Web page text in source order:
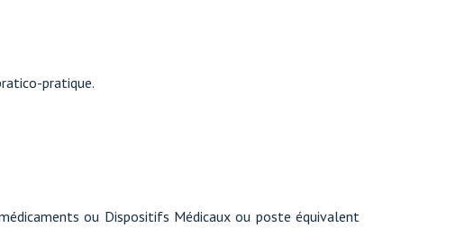
pratique.
ou Dispositifs Médicaux ou poste équivalent